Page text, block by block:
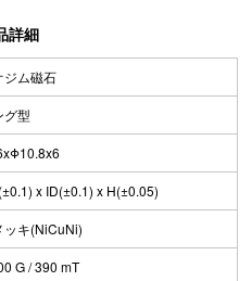
詳細
ジム磁石
グ型
x ID(±0.1) x H(±0.05)
ッキ(NiCuNi)
G / 390 mT